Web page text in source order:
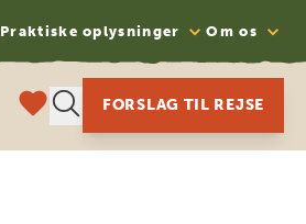
Praktiske oplysninger Om os
FORSLAG TIL REJSE